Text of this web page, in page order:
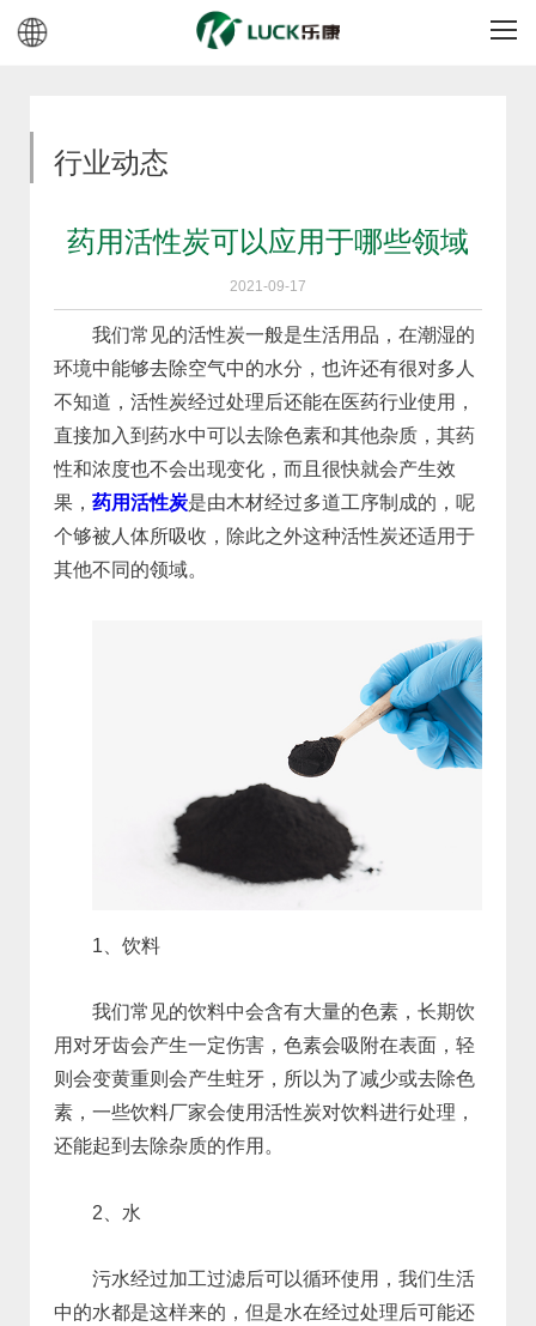
行业动态
药用活性炭可以应用于哪些领域
2021-09-17
我们常见的活性炭一般是生活用品，在潮湿的
环境中能够去除空气中的水分，也许还有很对多人
不知道，活性炭经过处理后还能在医药行业使用，
直接加入到药水中可以去除色素和其他杂质，其药
性和浓度也不会出现变化，而且很快就会产生效
果， 药用活性炭是由木材经过多道工序制成的，呢
个够被人体所吸收，除此之外这种活性炭还适用于
其他不同的领域。
1、饮料
我们常见的饮料中会含有大量的色素，长期饮
用对牙齿会产生一定伤害，色素会吸附在表面，轻
则会变黄重则会产生蛀牙，所以为了减少或去除色
素，一些饮料厂家会使用活性炭对饮料进行处理，
还能起到去除杂质的作用。
2、水
污水经过加工过滤后可以循环使用，我们生活
中的水都是这样来的，但是水在经过处理后可能还